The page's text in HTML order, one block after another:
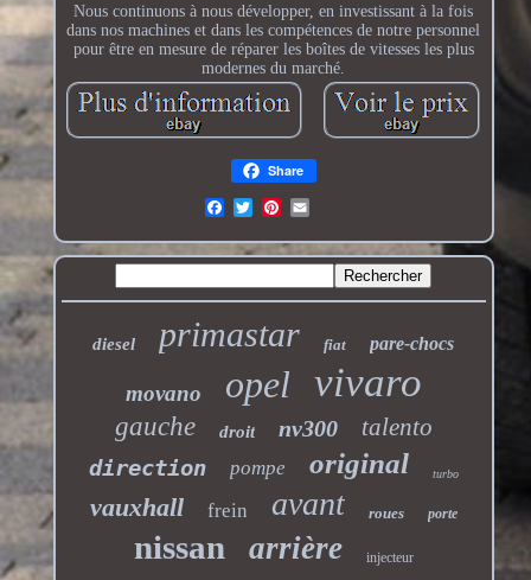
Nous continuons à nous développer, en investissant à la fois
dans nos machines et dans les compétences de notre personnel
pour être en mesure de réparer les boîtes de vitesses les plus
modernes du marché.
Share
diesel primastar fiat pare-chocs
movano opel vivaro
gauche droit nv300 talento
direction pompe original turbo
vauxhall frein avant roues porte
nissan arrière injecteur